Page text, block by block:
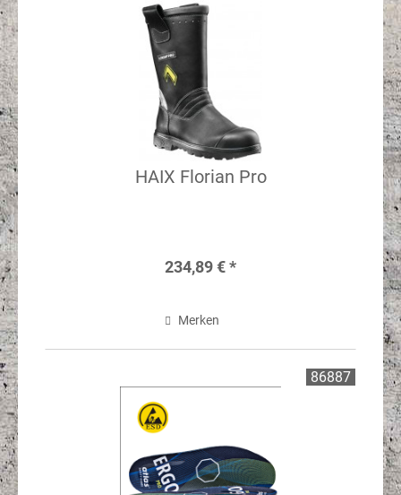
HAIX Florian Pro
234,89 € *
Merken
86887